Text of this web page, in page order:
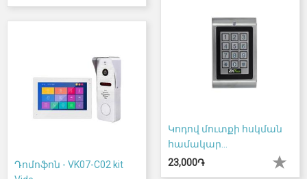
Կոդով մուտքի հսկման
համակար...
23,000֏
Դոմոֆոն - VK07-C02 kit